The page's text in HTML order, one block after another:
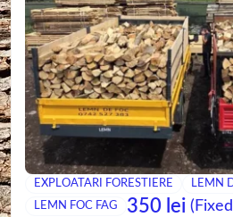
EXPLOATARI FORESTIERE
LEMN
LEMN FOC FAG
350 lei